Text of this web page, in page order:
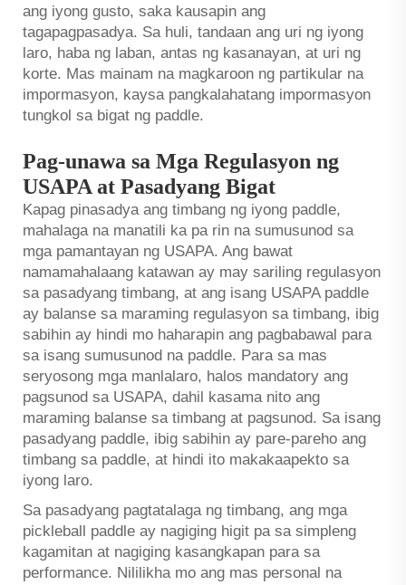
ang iyong gusto, saka kausapin ang
tagapagpasadya. Sa huli, tandaan ang uri ng iyong
laro, haba ng laban, antas ng kasanayan, at uri ng
korte. Mas mainam na magkaroon ng partikular na
impormasyon, kaysa pangkalahatang impormasyon
tungkol sa bigat ng paddle.
Pag-unawa sa Mga Regulasyon ng
USAPA at Pasadyang Bigat
Kapag pinasadya ang timbang ng iyong paddle,
mahalaga na manatili ka pa rin na sumusunod sa
mga pamantayan ng USAPA. Ang bawat
namamahalaang katawan ay may sariling regulasyon
sa pasadyang timbang, at ang isang USAPA paddle
ay balanse sa maraming regulasyon sa timbang, ibig
sabihin ay hindi mo haharapin ang pagbabawal para
sa isang sumusunod na paddle. Para sa mas
seryosong mga manlalaro, halos mandatory ang
pagsunod sa USAPA, dahil kasama nito ang
maraming balanse sa timbang at pagsunod. Sa isang
pasadyang paddle, ibig sabihin ay pare-pareho ang
timbang sa paddle, at hindi ito makakaapekto sa
iyong laro.
Sa pasadyang pagtatalaga ng timbang, ang mga
pickleball paddle ay nagiging higit pa sa simpleng
kagamitan at nagiging kasangkapan para sa
performance. Nililikha mo ang mas personal na